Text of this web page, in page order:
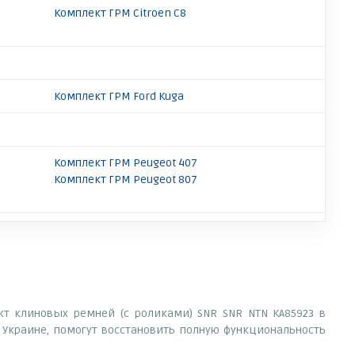
Комплект ГРМ Citroen C8
Комплект ГРМ Ford Kuga
Комплект ГРМ Peugeot 407
Комплект ГРМ Peugeot 807
клиновых ремней (с роликами) SNR SNR NTN KA85923 в
помогут восстановить полную функциональность